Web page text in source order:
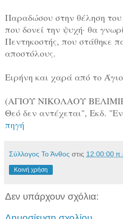
Παραδώσου στην θέληση
που δονεί την ψυχή· θα
Πεντηκοστής, που στάθηκε
αποστόλους.
Ειρήνη και χαρά από το
(ΑΓΙΟΥ ΝΙΚΟΛΑΟΥ
Θεό δεν αντέχεται", Εκδ.
πηγή
Σύλλογος Το Άνθος στις 12:00:00
Κοινή χρήση
Δεν υπάρχουν σχόλια: